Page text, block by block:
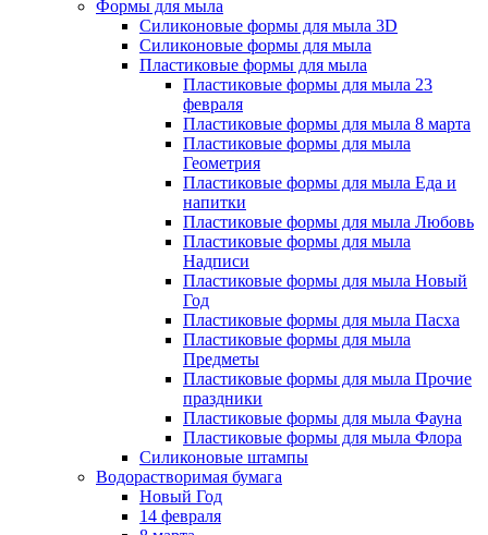
Формы для мыла
Силиконовые формы для мыла 3D
Силиконовые формы для мыла
Пластиковые формы для мыла
Пластиковые формы для мыла 23
февраля
Пластиковые формы для мыла 8 марта
Пластиковые формы для мыла
Геометрия
Пластиковые формы для мыла Еда и
напитки
Пластиковые формы для мыла Любовь
Пластиковые формы для мыла
Надписи
Пластиковые формы для мыла Новый
Год
Пластиковые формы для мыла Пасха
Пластиковые формы для мыла
Предметы
Пластиковые формы для мыла Прочие
праздники
Пластиковые формы для мыла Фауна
Пластиковые формы для мыла Флора
Силиконовые штампы
Водорастворимая бумага
Новый Год
14 февраля